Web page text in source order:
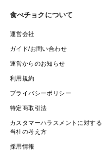
食べチョクについて
運営会社
ガイド/お問い合わせ
運営からのお知らせ
利用規約
プライバシーポリシー
特定商取引法
カスタマーハラスメントに対する
当社の考え方
採用情報